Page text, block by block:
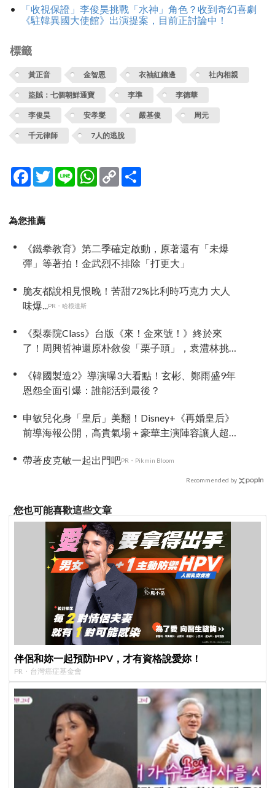
「收視保證」李俊昊挑戰「水神」角色？收到奇幻喜劇
《駐韓異國大使館》出演提案，目前正討論中！
標籤
黃正音 金智恩 衣袖紅鑲邊 社內相親
盜賊：七個朝鮮通寶 李準 李德華
李俊昊 安孝燮 嚴基俊 周元
千元律師 7人的逃脫
Facebook
TwitterLine WhatsApp
Copy
Link
為您推薦
《鐵拳教育》第二季確定啟動，原著還有「未爆
彈」等著拍！金武烈不排除「打更大」
脆友都說相見恨晚！苦甜72%比利時巧克力 大人
味爆...PR・哈根達斯
《梨泰院Class》台版《來！金來號！》終於來
了！周興哲神還原朴敘俊「栗子頭」，袁澧林挑
《韓國製造2》導演曝3大看點！玄彬、鄭雨盛9年
恩怨全面引爆：誰能活到最後？
申敏兒化身「皇后」美翻！Disney+《再婚皇后》
前導海報公開，高貴氣場＋豪華主演陣容讓人超
帶著皮克敏一起出門吧PR・Pikmin Bloom
Recommended by
您也可能喜歡這些文章
伴侶和妳一起預防HPV，才有資格說愛妳！
PR・台灣癌症基金會